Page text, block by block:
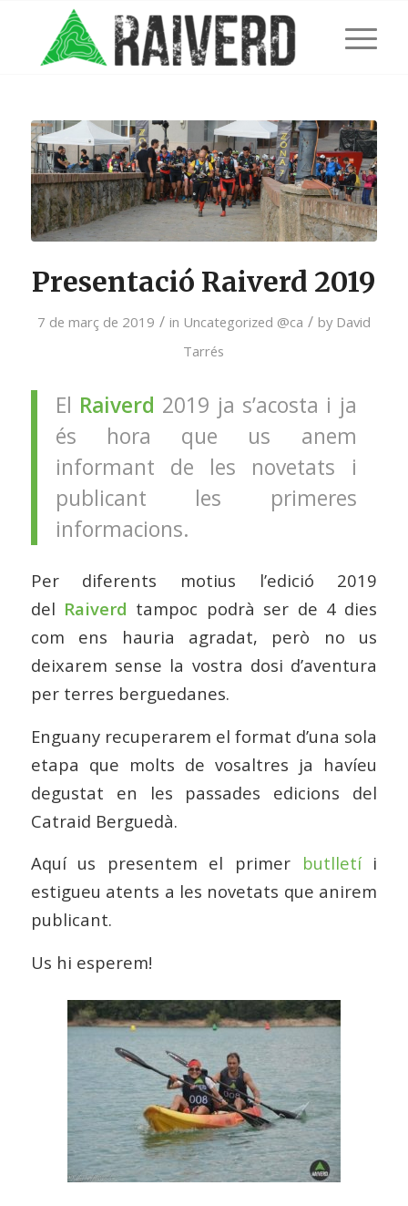
Presentació Raiverd 2019
7 de març de 2019 / in Uncategorized @ca / by David
Tarrés
El Raiverd 2019 ja s’acosta i ja
és hora que us anem
informant de les novetats i
publicant les primeres
informacions.
Per diferents motius l’edició 2019
del Raiverd tampoc podrà ser de 4 dies
com ens hauria agradat, però no us
deixarem sense la vostra dosi d’aventura
per terres berguedanes.
Enguany recuperarem el format d’una sola
etapa que molts de vosaltres ja havíeu
degustat en les passades edicions del
Catraid Berguedà.
Aquí us presentem el primer butlletíi
estigueu atents a les novetats que anirem
publicant.
Us hi esperem!